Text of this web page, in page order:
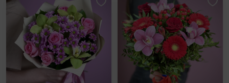
Добавить в избранное